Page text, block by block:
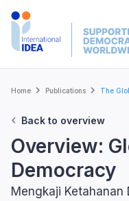
Skip
Breadcrumb
Home Publications The
Back to overview
Overview:
Democracy
Mengkaji Ketahanan